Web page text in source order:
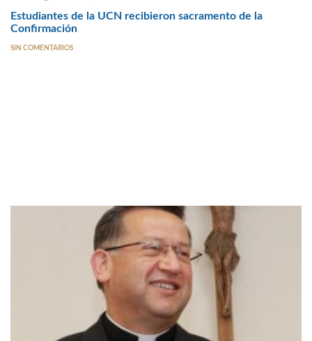
Estudiantes de la UCN recibieron sacramento de la
Confirmación
SIN COMENTARIOS